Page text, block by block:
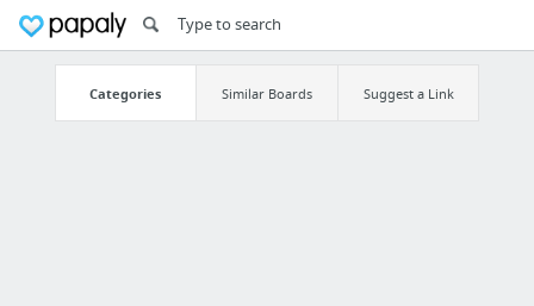
Categories Similar Boards Suggest a Link